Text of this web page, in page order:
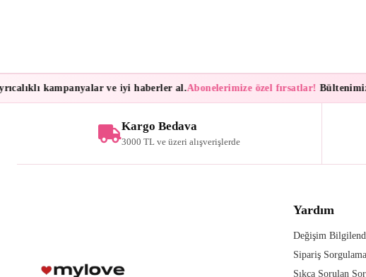
kampanyalar ve iyi haberler al.Abonelerimize özel fırsatlar!
Kargo Bedava
3000 TL ve üzeri alışverişlerde
Yardım
Değişim
Sipariş Sorgulama
Sıkça Sorulan